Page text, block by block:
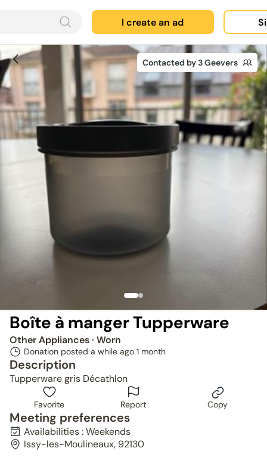
I create an ad
Contacted by 3 Geevers
Boîte à manger Tupperware
Other Appliances· Worn
Donation posted a while ago 1 month
Description
Tupperware gris Décathlon
Favorite Report Copy
Meeting preferences
Availabilities : Weekends
Issy-les-Moulineaux, 92130